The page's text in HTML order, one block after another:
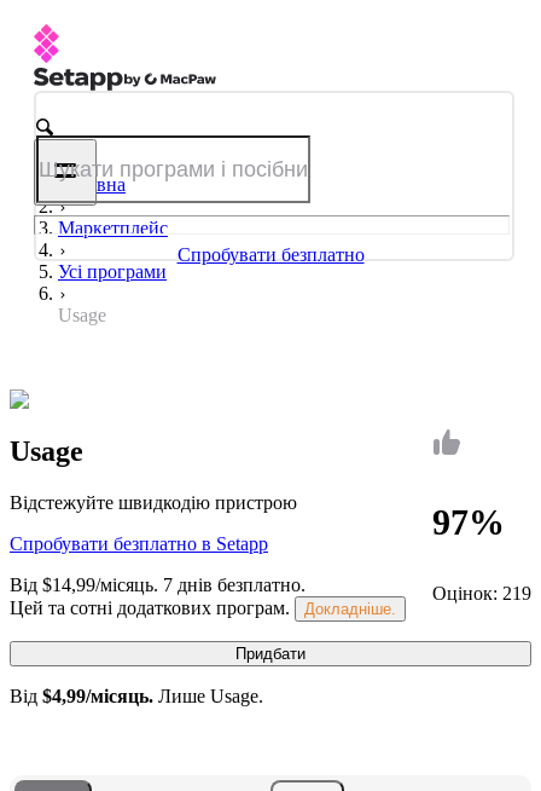
Спробувати безплатно
Головна
Маркетплейс
Усі програми
Usage
97%
Оцінок: 219
Usage
Відстежуйте швидкодію пристрою
Спробувати безплатно в Setapp
Від $14,99/місяць. 7 днів безплатно.
Цей та сотні додаткових програм.
Докладніше.
Придбати
Від $4,99/місяць. Лише Usage.